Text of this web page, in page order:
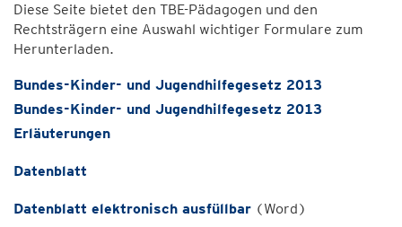
Diese Seite bietet den TBE-Pädagogen und den
Rechtsträgern eine Auswahl wichtiger Formulare zum
Herunterladen.
Bundes-Kinder- und Jugendhilfegesetz 2013
Bundes-Kinder- und Jugendhilfegesetz 2013
Erläuterungen
Datenblatt
Datenblatt elektronisch ausfüllbar (Word)